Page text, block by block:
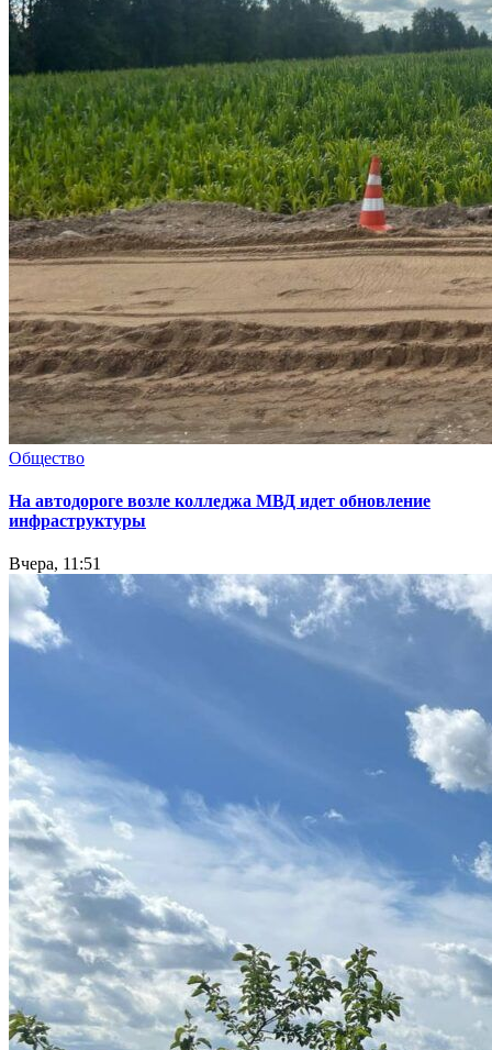
Общество
На автодороге возле колледжа МВД идет обновление
инфраструктуры
Вчера, 11:51